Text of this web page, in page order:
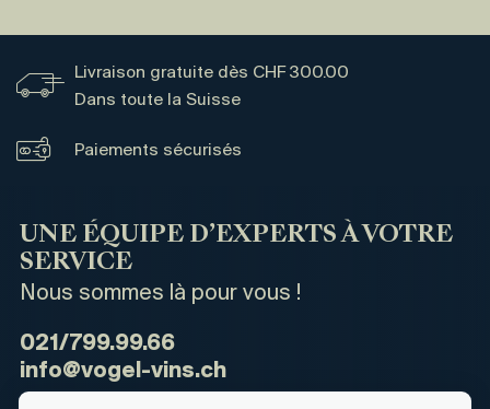
Livraison gratuite dès CHF 300.00
Dans toute la Suisse
Paiements sécurisés
UNE ÉQUIPE D’EXPERTS À VOTRE
SERVICE
Nous sommes là pour vous !
021/799.99.66
info@vogel-vins.ch